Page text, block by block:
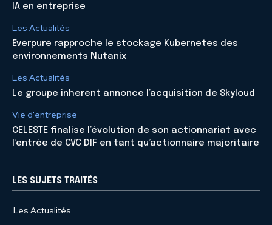
IA en entreprise
Les Actualités
Everpure rapproche le stockage Kubernetes des
environnements Nutanix
Les Actualités
Le groupe inherent annonce l’acquisition de Skyloud
Vie d'entreprise
CELESTE finalise l’évolution de son actionnariat avec
l’entrée de CVC DIF en tant qu’actionnaire majoritaire
LES SUJETS TRAITÉS
Les Actualités